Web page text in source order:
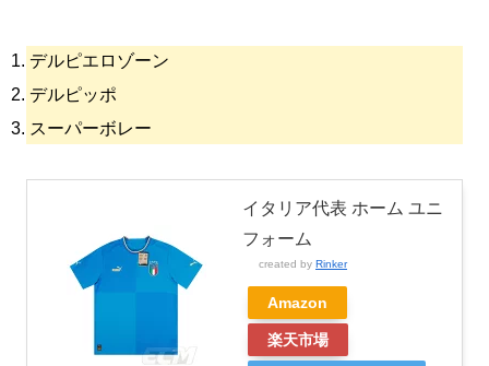
デルピエロゾーン
デルピッポ
スーパーボレー
イタリア代表 ホーム ユニ
フォーム
created by Rinker
Amazon
楽天市場